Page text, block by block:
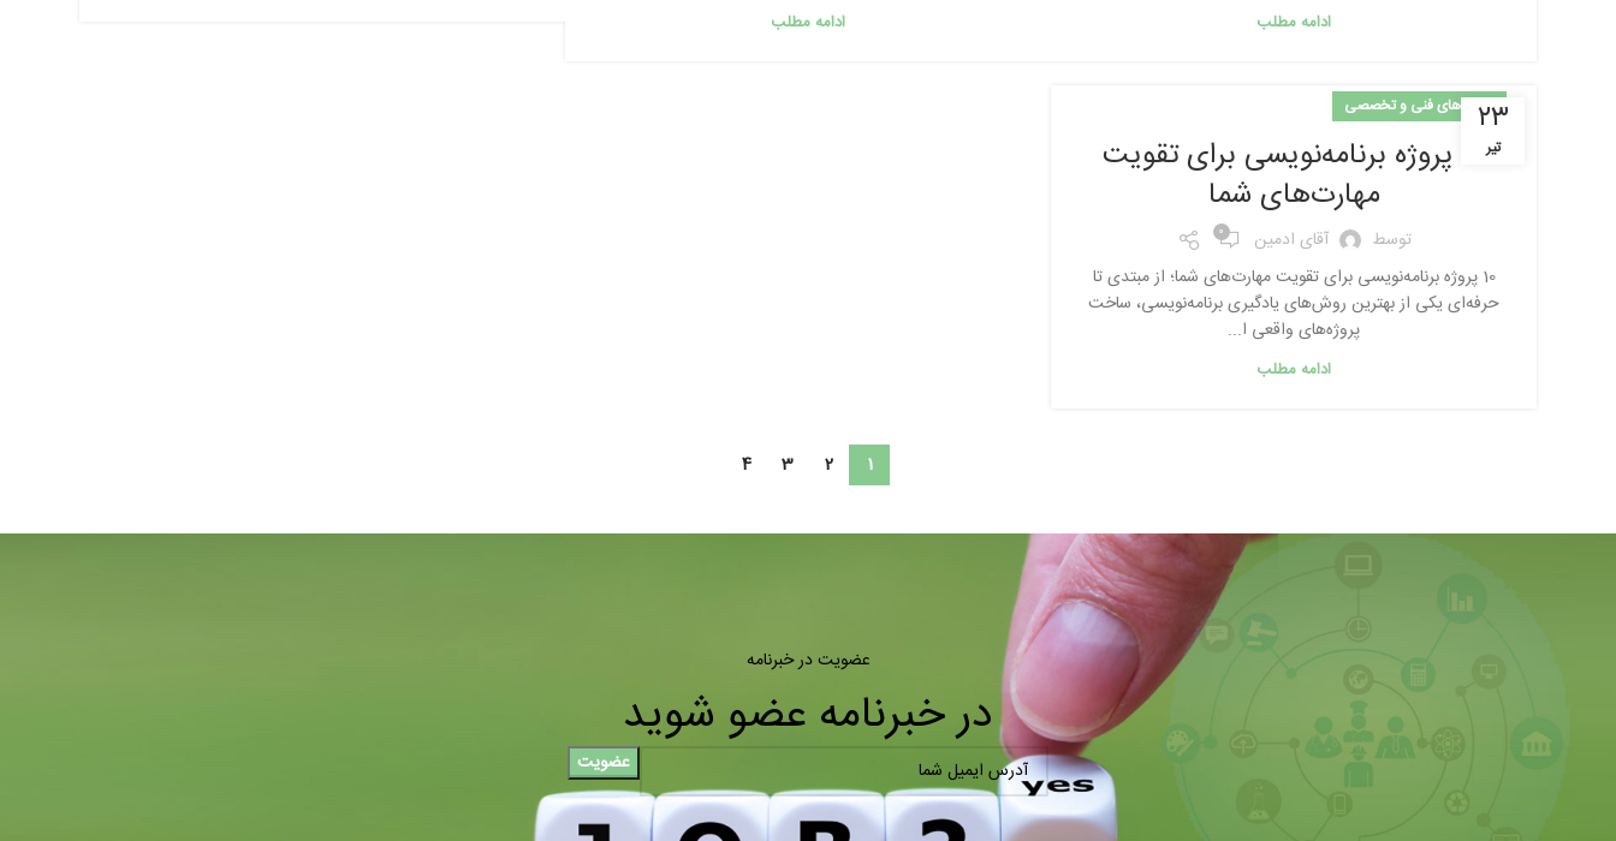
ادامه مطلب ادامه مطلب
۲۳
تیر
مهارت‌های فنی و تخصصی
10 پروژه برنامه‌نویسی برای تقویت
مهارت‌های شما
توسط آقای ادمین 0
10 پروژه برنامه‌نویسی برای تقویت مهارت‌های شما؛ از مبتدی تا
حرفه‌ای یکی از بهترین روش‌های یادگیری برنامه‌نویسی، ساخت
پروژه‌های واقعی ا...
ادامه مطلب
1
2
3
4
عضویت در خبرنامه
در خبرنامه عضو شوید